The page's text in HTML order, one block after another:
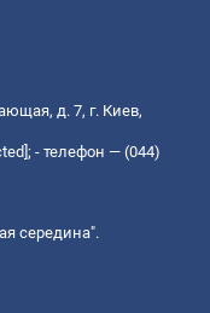
д. 7, г. Киев,
; - телефон — (044)
середина".